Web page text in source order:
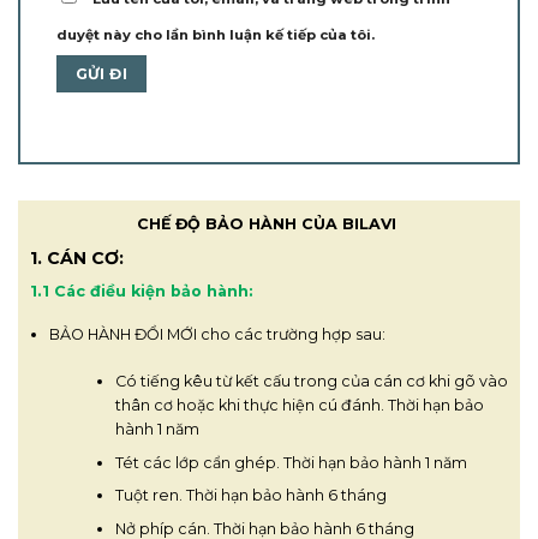
duyệt này cho lần bình luận kế tiếp của tôi.
CHẾ ĐỘ BẢO HÀNH CỦA BILAVI
1. CÁN CƠ:
1.1 Các điều kiện bảo hành:
BẢO HÀNH ĐỔI MỚI cho các trường hợp sau:
Có tiếng kêu từ kết cấu trong của cán cơ khi gõ vào
thân cơ hoặc khi thực hiện cú đánh. Thời hạn bảo
hành 1 năm
Tét các lớp cẩn ghép. Thời hạn bảo hành 1 năm
Tuột ren. Thời hạn bảo hành 6 tháng
Nở phíp cán. Thời hạn bảo hành 6 tháng